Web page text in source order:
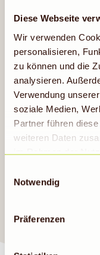
Diese Webseite
Wir verwenden
personalisieren,
zu können und die
analysieren.
Verwendung
soziale Medien,
Partner führen
weiteren Daten
im Rahmen der
erhobenen Daten in
Informationen
auf „Cookies
1 S. 1 lit a DS-GVO
Notwendig
Präferenzen
Trauben
Melone
Stücke
Parmesan
Brot
Aufschnitt,
auf einem